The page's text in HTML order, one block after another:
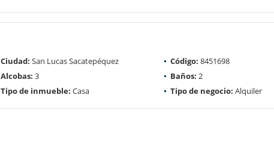
Ciudad: San Lucas Sacatepéquez Código: 8451698
Alcobas: 3 Baños: 2
Tipo de inmueble: Casa Tipo de negocio: Alquiler